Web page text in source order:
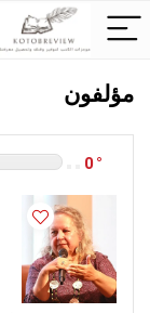
مؤلفون
0